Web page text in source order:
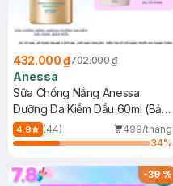
432.000 ₫702.000 ₫
Anessa
Sữa Chống Nắng Anessa
Dưỡng Da Kiềm Dầu 60ml (Bản
Mới)
4.9 (44)
499/tháng
34%
-39%